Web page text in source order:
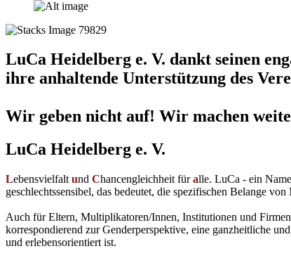
LuCa Heidelberg e. V. dankt seinen
ihre anhaltende Unterstützung des
Wir geben nicht auf! Wir machen
LuCa Heidelberg e. V.
Lebensvielfalt und Chancengleichheit füralle. LuCa - ein
geschlechtssensibel, das bedeutet, die spezifischen Belange
Auch für Eltern, Multiplikatoren/Innen, Institutionen und
korrespondierend zur Genderperspektive, eine ganzheitliche
und erlebensorientiert ist.